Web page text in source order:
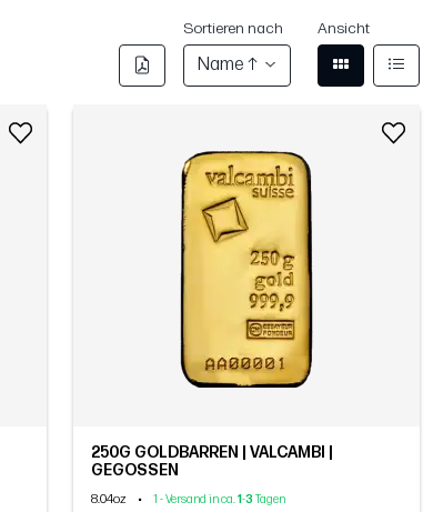
Sortieren nach
Name ↑
Ansicht
250G GOLDBARREN | VALCAMBI |
GEGOSSEN
8.04oz • 1 - Versand in ca.1-3 Tagen